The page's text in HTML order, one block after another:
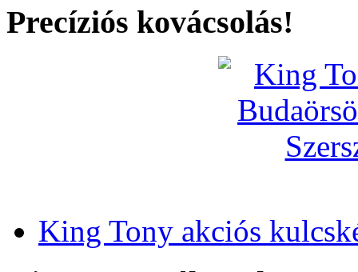
Precíziós kovácsolás!
King Tony akciós